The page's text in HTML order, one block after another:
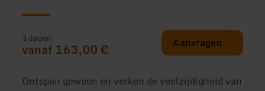
3 dagen
vanaf 163,00 € Aanvragen
Ontspan gewoon en verken de veelzijdigheid van